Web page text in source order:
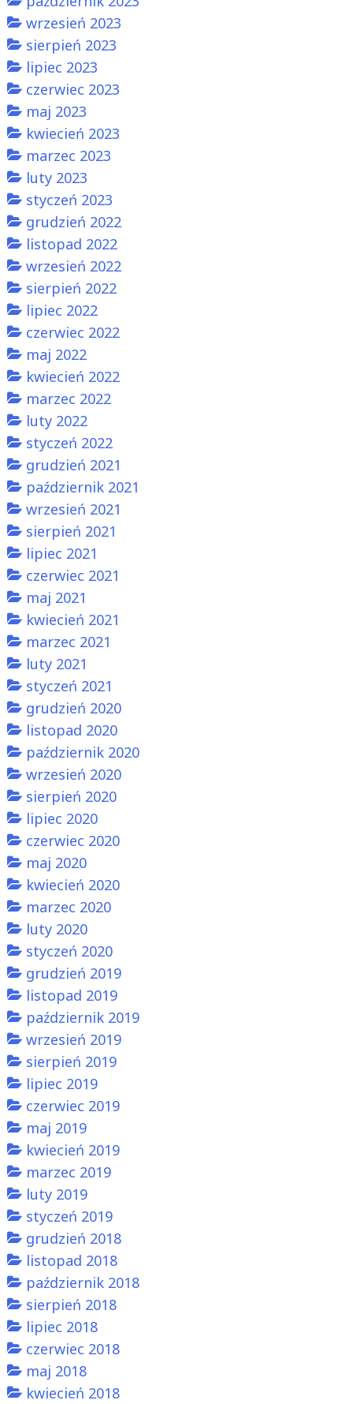
wrzesień 2023
sierpień 2023
lipiec 2023
czerwiec 2023
maj 2023
kwiecień 2023
marzec 2023
luty 2023
styczeń 2023
grudzień 2022
listopad 2022
wrzesień 2022
sierpień 2022
lipiec 2022
czerwiec 2022
maj 2022
kwiecień 2022
marzec 2022
luty 2022
styczeń 2022
grudzień 2021
październik 2021
wrzesień 2021
sierpień 2021
lipiec 2021
czerwiec 2021
maj 2021
kwiecień 2021
marzec 2021
luty 2021
styczeń 2021
grudzień 2020
listopad 2020
październik 2020
wrzesień 2020
sierpień 2020
lipiec 2020
czerwiec 2020
maj 2020
kwiecień 2020
marzec 2020
luty 2020
styczeń 2020
grudzień 2019
listopad 2019
październik 2019
wrzesień 2019
sierpień 2019
lipiec 2019
czerwiec 2019
maj 2019
kwiecień 2019
marzec 2019
luty 2019
styczeń 2019
grudzień 2018
listopad 2018
październik 2018
sierpień 2018
lipiec 2018
czerwiec 2018
maj 2018
kwiecień 2018